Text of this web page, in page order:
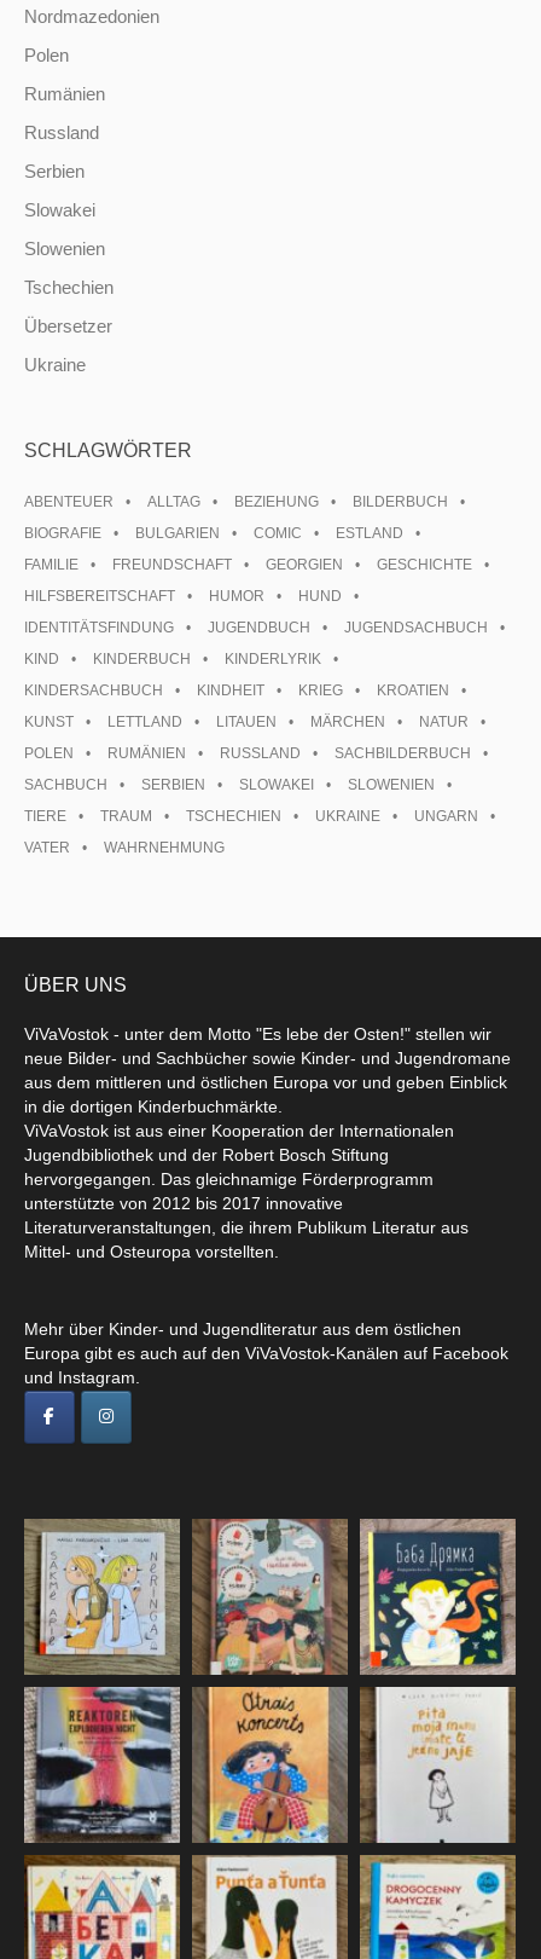
Nordmazedonien
Polen
Rumänien
Russland
Serbien
Slowakei
Slowenien
Tschechien
Übersetzer
Ukraine
SCHLAGWÖRTER
ABENTEUER ALLTAG BEZIEHUNG
BILDERBUCH
BIOGRAFIE
BULGARIEN COMIC
ESTLAND
FAMILIE
FREUNDSCHAFT GEORGIEN
GESCHICHTE
HILFSBEREITSCHAFT
HUMOR
HUND
IDENTITÄTSFINDUNG
JUGENDBUCH
JUGENDSACHBUCH
KIND
KINDERBUCH
KINDERLYRIK
KINDERSACHBUCH
KINDHEIT KRIEG
KROATIEN
KUNST
LETTLAND LITAUEN MÄRCHEN
NATUR
POLEN
RUMÄNIEN RUSSLAND
SACHBILDERBUCH
SACHBUCH
SERBIEN SLOWAKEI
SLOWENIEN
TIERE
TRAUM TSCHECHIEN UKRAINE
UNGARN
VATER
WAHRNEHMUNG
ÜBER UNS
ViVaVostok - unter dem Motto "Es lebe der Osten!" stellen wir
neue Bilder- und Sachbücher sowie Kinder- und Jugendromane
aus dem mittleren und östlichen Europa vor und geben Einblick
in die dortigen Kinderbuchmärkte.
ViVaVostok ist aus einer Kooperation der Internationalen
Jugendbibliothek und der Robert Bosch Stiftung
hervorgegangen. Das gleichnamige Förderprogramm
unterstützte von 2012 bis 2017 innovative
Literaturveranstaltungen, die ihrem Publikum Literatur aus
Mittel- und Osteuropa vorstellten.
Mehr über Kinder- und Jugendliteratur aus dem östlichen
Europa gibt es auch auf den ViVaVostok-Kanälen auf Facebook
und Instagram.